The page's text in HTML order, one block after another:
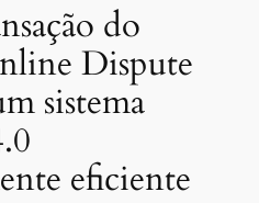
do
Dispute
sistema
eficiente